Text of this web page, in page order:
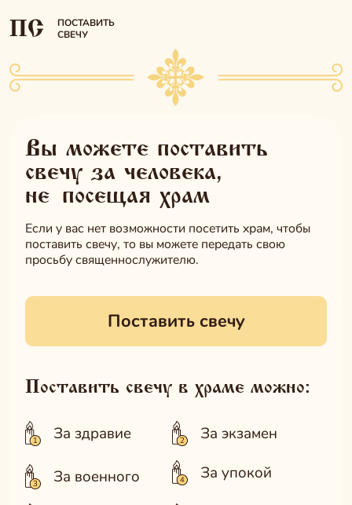
ПОСТАВИТЬ
СВЕЧУ
Вы можете поставить
свечу за человека,
не посещая храм
Если у вас нет возможности посетить храм, чтобы
поставить свечу, то вы можете передать свою
просьбу священнослужителю.
Поставить свечу
Поставить свечу в храме можно:
За здравие За экзамен
За военного За упокой